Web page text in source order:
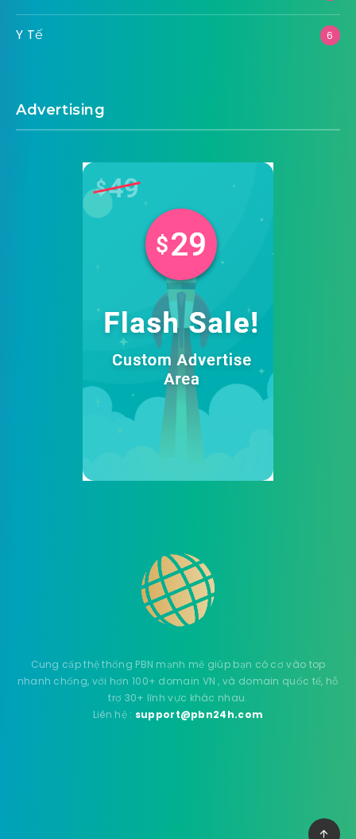
Y Tế 6
Advertising
Cung cấp thệ thống PBN mạnh mẽ giúp bạn có cơ vào top
nhanh chống, với hơn 100+ domain VN , và domain quốc tế, hỗ
trợ 30+ lĩnh vực khác nhau.
Liên hệ : support@pbn24h.com